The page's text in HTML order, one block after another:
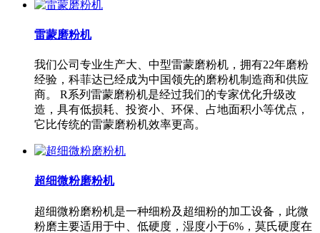
雷蒙磨粉机
我们公司专业生产大、中型雷蒙磨粉机，拥有22年磨粉
经验，科菲达已经成为中国领先的磨粉机制造商和供应
商。 R系列雷蒙磨粉机是经过我们的专家优化升级改
造，具有低损耗、投资小、环保、占地面积小等优点，
它比传统的雷蒙磨粉机效率更高。
超细微粉磨粉机
超细微粉磨粉机是一种细粉及超细粉的加工设备，此微
粉磨主要适用于中、低硬度，湿度小于6%，莫氏硬度在